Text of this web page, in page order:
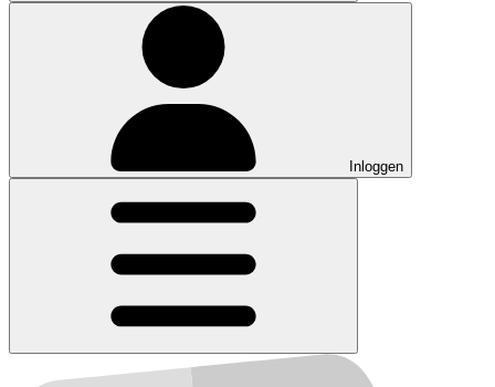
Inloggen